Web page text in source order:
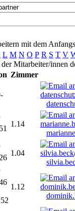
mit dem
L M N O P R S T V
Mitarbeiter/innen
Zimmer
1.14
1.04
1.12